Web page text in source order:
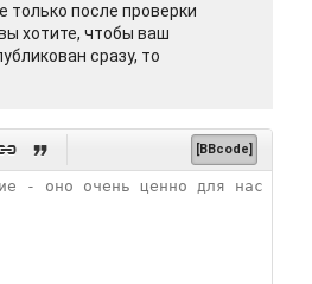
только после проверки
хотите, чтобы ваш
сразу, то
 [BBcode]